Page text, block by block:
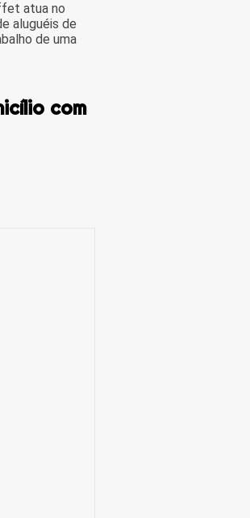
atua no
aluguéis de
de uma
com